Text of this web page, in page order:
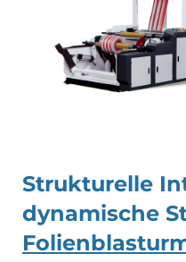
Strukturelle
dynamische